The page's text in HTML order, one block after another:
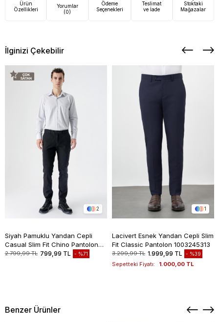
Ürün
Özellikleri
Yorumlar
(0)
Ödeme
Seçenekleri
Teslimat
ve İade
Stoktaki
Mağazalar
İlginizi Çekebilir
2
Siyah Pamuklu Yandan Cepli
Casual Slim Fit Chino Pantolon
1003235117
2.799,99 TL 799,99 TL %71
1
Lacivert Esnek Yandan Cepli Slim
Fit Classic Pantolon 1003245313
3.299,99 TL 1.999,99 TL %39
Sepetteki Fiyatı: 1.000,00 TL
Benzer Ürünler